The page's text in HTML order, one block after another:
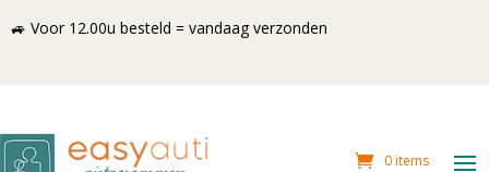
🚙 Voor 12.00u besteld = vandaag verzonden
0 items